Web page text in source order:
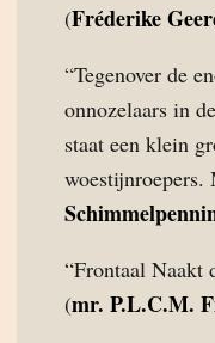
(Fréderike
“Tegenover de
onnozelaars in
staat een klein
woestijnroepers.
“Frontaal Naakt
(mr. P.L.C.M.